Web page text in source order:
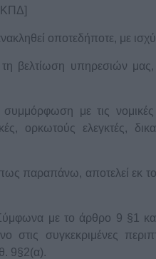
οποτεδήποτε, με
βελτίωση υπηρεσιών μας,
με τις νομικές
ορκωτούς ελεγκτές,
παραπάνω, αποτελεί εκ
με το άρθρο 9 §1
στις συγκεκριμένες
9§2(α).